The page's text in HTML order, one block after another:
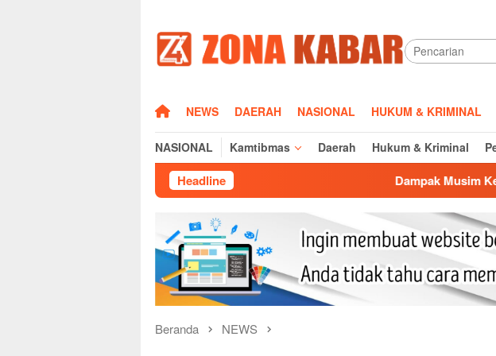
konten
HOMENEWS DAERAH NASIONAL HUKUM & KRIMINAL
NASIONAL Kamtibmas Daerah Hukum & Kriminal
Headline Dampak Musim Kemarau Mulai
Beranda NEWS